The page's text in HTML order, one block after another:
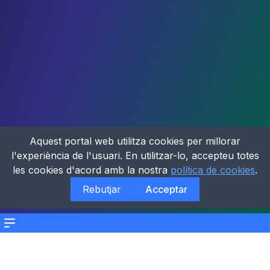
Menu
Aquest portal web utilitza cookies per millorar
l'experiència de l'usuari. En utilitzar-lo, accepteu totes
les cookies d'acord amb la nostra política de cookies.
Rebutjar
Acceptar